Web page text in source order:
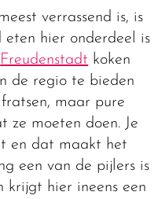
verrassend is, is
eten hier onderdeel is
Freudenstadt koken
de regio te bieden
maar pure
ze moeten doen. Je
en dat maakt het
een van de pijlers is
krijgt hier ineens een